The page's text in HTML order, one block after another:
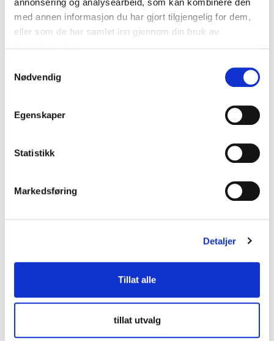
med annen informasjon du har gjort tilgjengelig for dem,
eller som de har samlet inn gjennom din bruk av
Nødvendig
Egenskaper
Statistikk
Markedsføring
Detaljer
Tillat alle
tillat utvalg
Munkerud barnehage – BVP, massivtre og
Munkerud barnehage ved bruk av Best Value
Barnehagen skal bygges i massivtre og prosjektet
har høye miljøambisjoner.
Hvordan skal fremtidens baderomsløsninger i
sykehjem og omsorgsboliger se ut? Det var
Nye Jordal Amfi – en energieffektiv ishall
dialogkonferanse i Gamle Jordal Amfi, hvor fokuset
var å bygge en innovativ og bærekraftig ishall.